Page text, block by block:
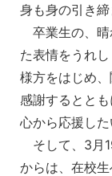
身も身の引き締
卒業生の、晴
た表情をうれ
様方をはじめ
感謝するとと
心から応援した
そして、3月
からは、在校